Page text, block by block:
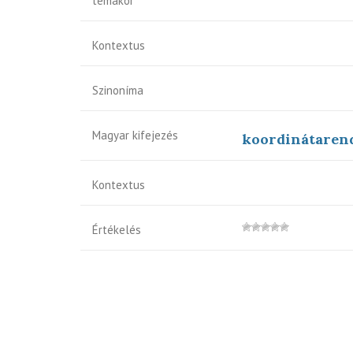
Kontextus
Szinoníma
Magyar kifejezés
Kontextus
Értékelés